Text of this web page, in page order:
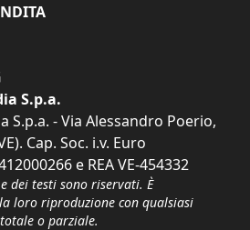
S.p.a.
S.p.a. - Via Alessandro Poerio,
Cap. Soc. i.v. Euro
e REA VE-454332
dei testi sono riservati. È
loro riproduzione con qualsiasi
o parziale.